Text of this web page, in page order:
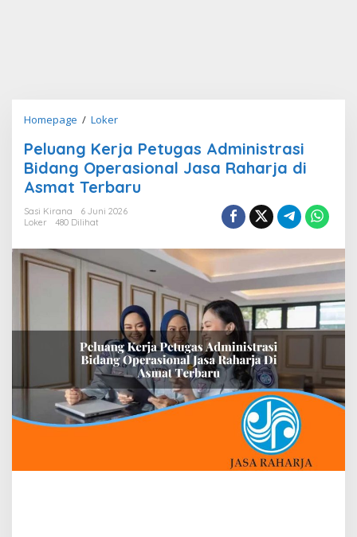
Homepage / LokerPeluang
Petugas
Administrasi
Bidang
Jasa
di
Terbaru
Peluang Kerja Petugas Administrasi
Bidang Operasional Jasa Raharja di
Asmat Terbaru
Sasi Kirana
6 Juni 2026
Loker
480 Dilihat